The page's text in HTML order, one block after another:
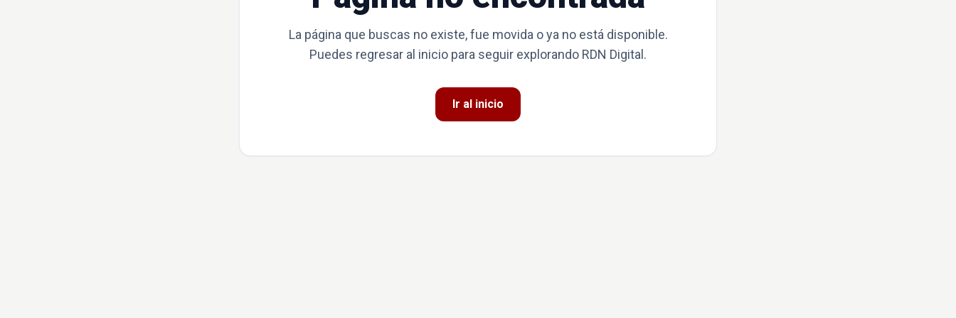
La página que buscas no existe, fue movida o ya no está disponible.
Puedes regresar al inicio para seguir explorando RDN Digital.
Ir al inicio